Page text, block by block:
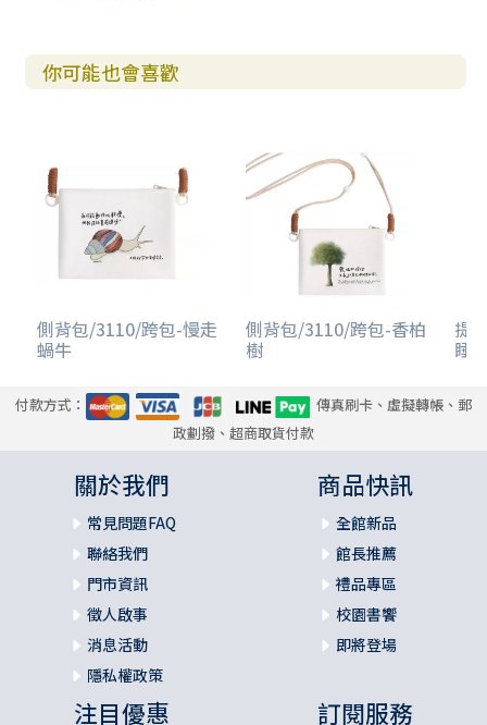
你可能也會喜歡
側背包/3110/跨包-慢走
蝸牛
側背包/3110/跨包-香柏
樹
提
睡
付款方式：
傳真刷卡、虛擬轉帳、郵
政劃撥、超商取貨付款
關於我們
常見問題FAQ
聯絡我們
門市資訊
徵人啟事
消息活動
隱私權政策
商品快訊
全館新品
館長推薦
禮品專區
校園書饗
即將登場
注目優惠 訂閱服務